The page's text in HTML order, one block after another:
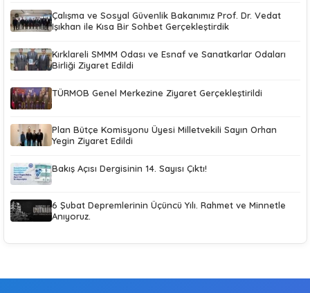
Çalışma ve Sosyal Güvenlik Bakanımız Prof. Dr. Vedat
Işıkhan ile Kısa Bir Sohbet Gerçekleştirdik
Kırklareli SMMM Odası ve Esnaf ve Sanatkarlar Odaları
Birliği Ziyaret Edildi
TÜRMOB Genel Merkezine Ziyaret Gerçekleştirildi
Plan Bütçe Komisyonu Üyesi Milletvekili Sayın Orhan
Yegin Ziyaret Edildi
Bakış Açısı Dergisinin 14. Sayısı Çıktı!
6 Şubat Depremlerinin Üçüncü Yılı. Rahmet ve Minnetle
Anıyoruz.